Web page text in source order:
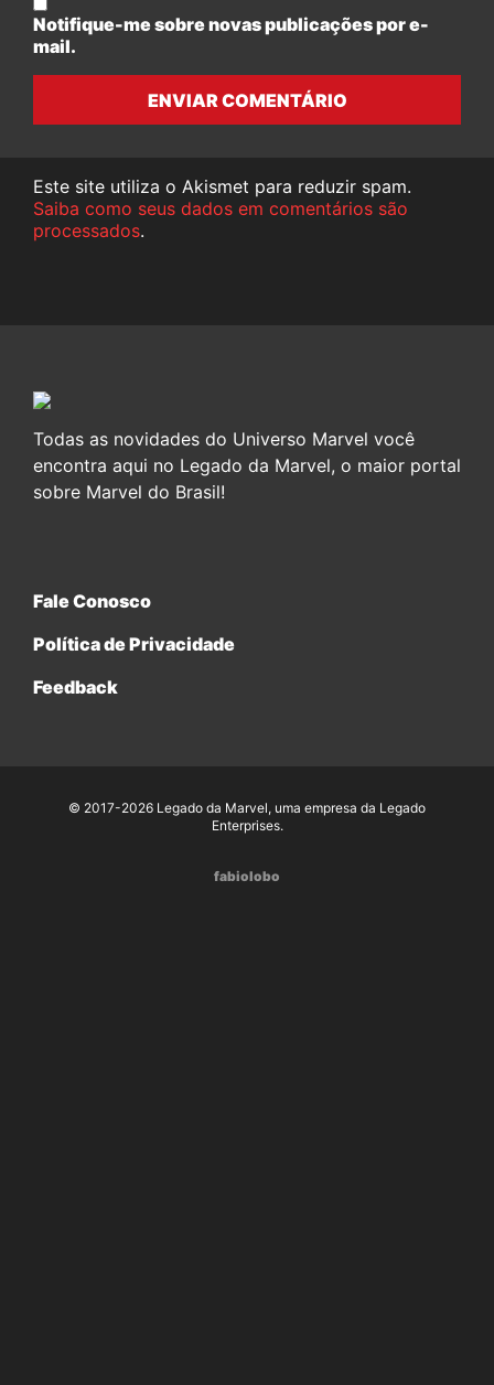
Notifique-me sobre novas publicações por e-
mail.
ENVIAR COMENTÁRIO
Este site utiliza o Akismet para reduzir spam.
Saiba como seus dados em comentários são
processados.
Todas as novidades do Universo Marvel você
encontra aqui no Legado da Marvel, o maior portal
sobre Marvel do Brasil!
Fale Conosco
Política de Privacidade
Feedback
© 2017-2026 Legado da Marvel, uma empresa da Legado
Enterprises.
fabiolobo